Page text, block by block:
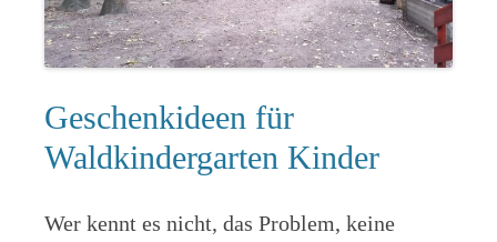
Geschenkideen für
Waldkindergarten Kinder
Wer kennt es nicht, das Problem, keine